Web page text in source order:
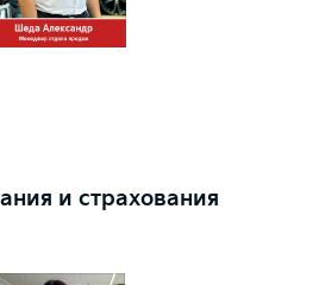
и страхования